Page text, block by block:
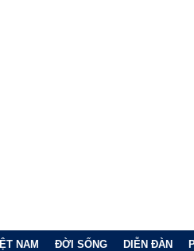
NAM ĐỜI SỐNG DIỄN ĐÀN